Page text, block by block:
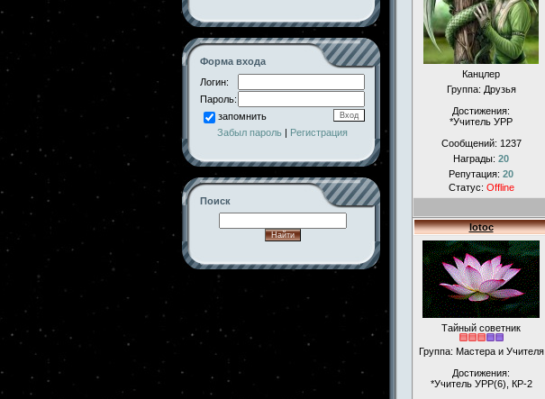
Форма входа
Логин:
Пароль:
запомнить
Забыл пароль | Регистрация
Поиск
Канцлер
Группа: Друзья
Достижения:
*Учитель УРР
Сообщений: 1237
Награды: 20
Репутация: 20
Статус: Offline
lotoc
Тайный советник
Группа: Мастера и Учителя
Достижения:
*Учитель УРР(6), КР-2